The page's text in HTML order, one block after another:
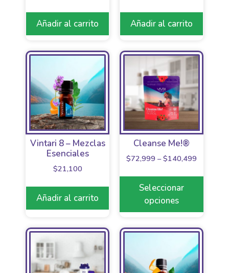
Añadir al carrito Añadir al carrito
Vintari 8 – Mezclas
Esenciales
$21,100
Añadir al carrito
Cleanse Me!®
$72,999 –$140,499
Seleccionar
opciones